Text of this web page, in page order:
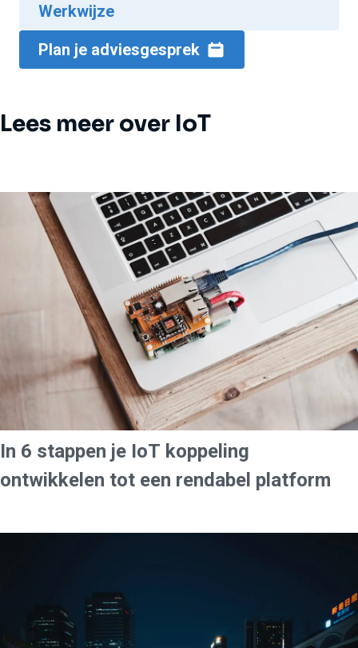
Werkwijze
Plan je adviesgesprek
Lees meer over IoT
In 6 stappen je IoT koppeling
ontwikkelen tot een rendabel platform